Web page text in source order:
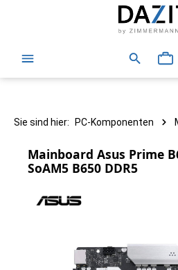
Sie sind hier: PC-Komponenten
Mainboard Asus Prime
SoAM5 B650 DDR5
Bildergalerie überspringen